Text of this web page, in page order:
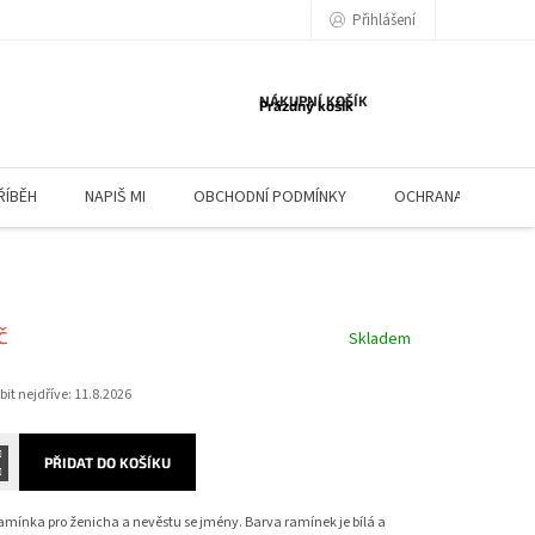
Přihlášení
NÁKUPNÍ KOŠÍK
Prázdný košík
NAPIŠ MI OBCHODNÍ PODMÍNKY OCHRANA
Skladem
nejdříve: 11.8.2026
PŘIDAT DO KOŠÍKU
pro ženicha a nevěstu se jmény. Barva ramínek je bílá a